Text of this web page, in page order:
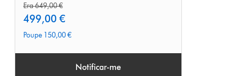
original
price:
Era 649,00 €
current
499,00 €
Poupe 150,00 €
Notificar-me